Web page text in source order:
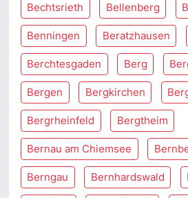
Bechtsrieth Bellenberg
Benningen Beratzhausen
Berchtesgaden Berg
Bergen Bergkirchen
Bergrheinfeld Bergtheim
Bernau am Chiemsee
Berngau Bernhardswald